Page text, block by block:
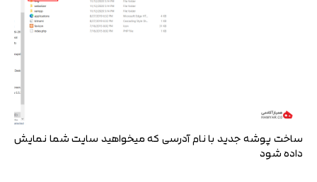
ساخت پوشه جدید با نام آدرسی که میخواهید سایت شما نمایش
داده شود